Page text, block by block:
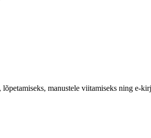
manustele viitamiseks ning e-